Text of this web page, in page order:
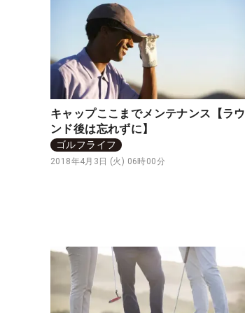
キャップここまでメンテナンス【ラウ
ンド後は忘れずに】
ゴルフライフ
2018年4月3日 (火) 06時00分